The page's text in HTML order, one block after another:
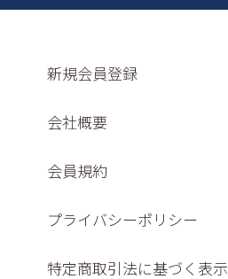
新規会員登録
会社概要
会員規約
プライバシーポリシー
特定商取引法に基づく表示